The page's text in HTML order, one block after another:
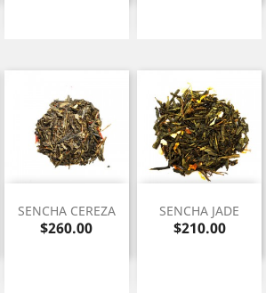
SENCHA CEREZA
Precio
$260.00
SENCHA JADE
Precio
$210.00